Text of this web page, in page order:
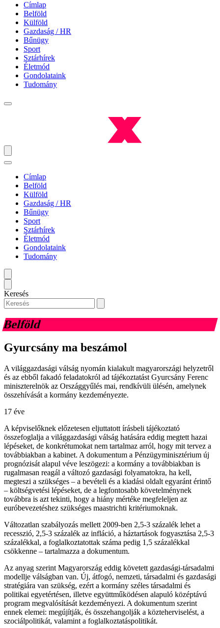
Címlap
Belföld
Külföld
Gazdaság / HR
Bűnügy
Sport
Sztárhírek
Életmód
Gondolataink
Tudomány
Címlap
Belföld
Külföld
Gazdaság / HR
Bűnügy
Sport
Sztárhírek
Életmód
Gondolataink
Tudomány
Keresés
Belföld
Gyurcsány ma beszámol
A világgazdasági válság nyomán kialakult magyarországi helyzetről
és az ebből fakadó feladatokról ad tájékoztatást Gyurcsány Ferenc
miniszterelnök az Országgyűlés mai, rendkívüli ülésén, amelynek
összehívását a kormány kezdeményezte.
17 éve
A képviselőknek előzetesen eljuttatott írásbeli tájékoztató
összefoglalja a világgazdasági válság hatására eddig megtett hazai
lépéseket, de konkrétumokat nem tartalmaz arról, hogy mit tervez a
továbbiakban a kabinet. A dokumentum a Pénzügyminisztérium új
prognózisát alapul véve leszögezi: a kormány a továbbiakban is
rugalmasan reagál a változó gazdasági folyamatokra, ha kell,
megteszi a szükséges – a bevételi és a kiadási oldalt egyaránt érintő
– költségvetési lépéseket, de a legfontosabb követelménynek
továbbra is azt tekinti, hogy a hiány mértéke megfeleljen az
euróbevezetéshez szükséges maastrichti kritériumoknak.
Változatlan szabályozás mellett 2009-ben 2,5-3 százalék lehet a
recesszió, 2,5-3 százalék az infláció, a háztartások fogyasztása 2,5-3
százalékkal, a foglalkoztatottak száma pedig 1,5 százalékkal
csökkenne – tartalmazza a dokumentum.
Az anyag szerint Magyarország eddig követett gazdasági-társadalmi
modellje válságban van. Új, átfogó, nemzeti, társadalmi és gazdasági
stratégiára van szükség, ezért a kormány széles társadalmi és
politikai egyetértésen, illetve együttműködésen alapuló középtávú
program megvalósítását kezdeményezi. A dokumentum szerint
ennek elemei: megújítják, és összehangolják a közteherviselést, a
szociálpolitikát, valamint a foglalkoztatáspolitikát.